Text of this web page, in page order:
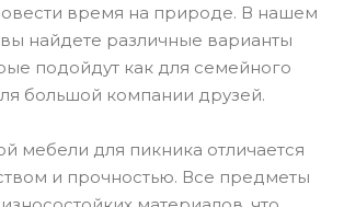
время на природе. В нашем
найдете различные варианты
подойдут как для семейного
большой компании друзей.
мебели для пикника отличается
и прочностью. Все предметы